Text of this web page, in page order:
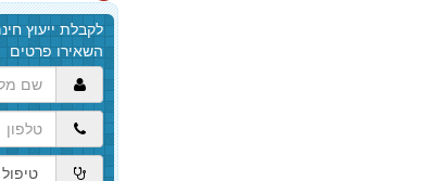
הגעת
לתוכן
המרכזי,
באפשרותך
ללחוץ
אנטר
כדי
לדלג
לאזור